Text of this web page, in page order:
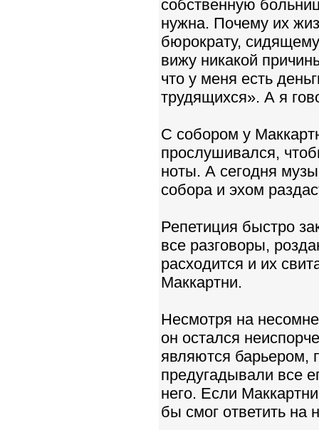
собственную
нужна. Почему их
бюрократу,
вижу никакой
что у меня есть
трудящихся». А я
С собором у
прослушивался,
ноты. А сегодня
собора и эхом
Репетиция быстро
все разговоры,
расходится и их
Маккартни.
Несмотря на
он остался
являются барьером,
предугадывали все
него. Если
бы смог ответить на